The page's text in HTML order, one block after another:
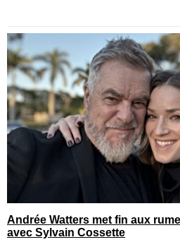
Andrée Watters met fin aux
avec Sylvain Cossette